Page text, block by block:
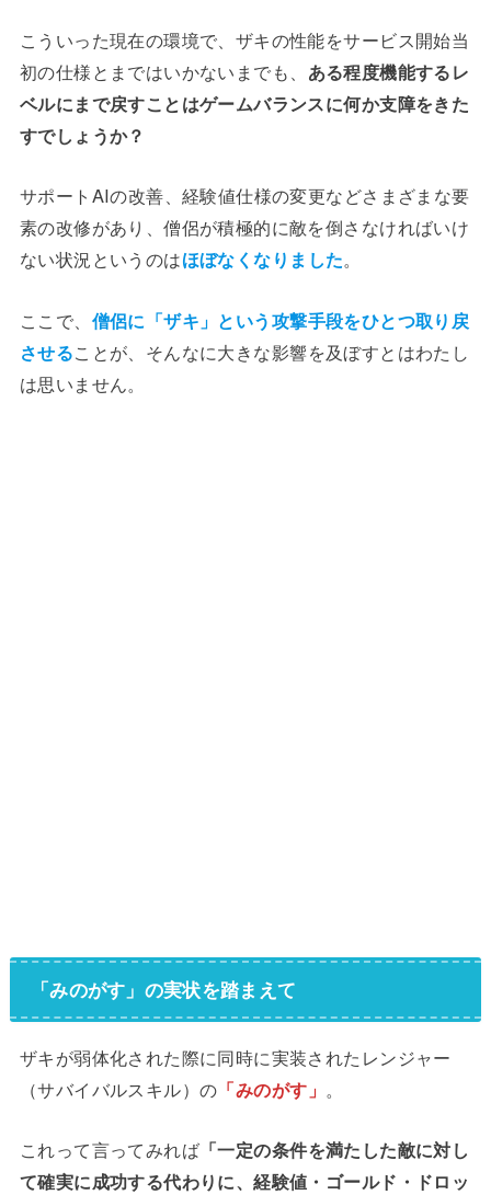
こういった現在の環境で、ザキの性能をサービス開始当
初の仕様とまではいかないまでも、 ある程度機能するレ
ベルにまで戻すことはゲームバランスに何か支障をきた
すでしょうか？
サポートAIの改善、経験値仕様の変更などさまざまな要
素の改修があり、僧侶が積極的に敵を倒さなければいけ
ない状況というのはほぼなくなりました。
ここで、 僧侶に「ザキ」という攻撃手段をひとつ取り戻
させることが、そんなに大きな影響を及ぼすとはわたし
は思いません。
「みのがす」の実状を踏まえて
ザキが弱体化された際に同時に実装されたレンジャー
（サバイバルスキル）の 「みのがす」 。
これって言ってみれば 「一定の条件を満たした敵に対し
て確実に成功する代わりに、経験値・ゴールド・ドロッ